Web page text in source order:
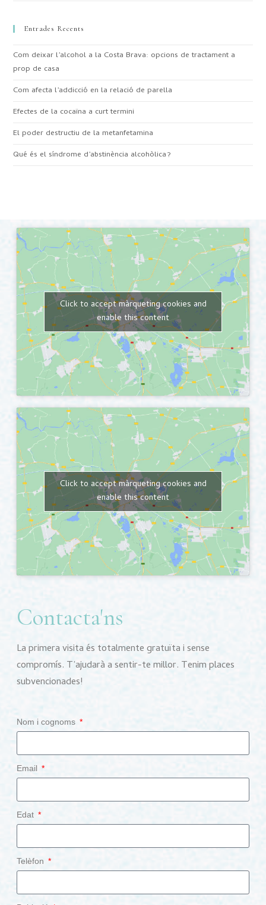
Entrades Recents
Com deixar l’alcohol a la Costa Brava: opcions de tractament a
prop de casa
Com afecta l’addicció en la relació de parella
Efectes de la cocaïna a curt termini
El poder destructiu de la metanfetamina
Qué és el síndrome d’abstinència alcohòlica?
Click to accept màrqueting cookies and
enable this content
Click to accept màrqueting cookies and
enable this content
Contacta'ns
La primera visita és totalmente gratuïta i sense
compromís. T’ajudarà a sentir-te millor. Tenim places
subvencionades!
Nom i cognoms
Email
Edat
Telèfon